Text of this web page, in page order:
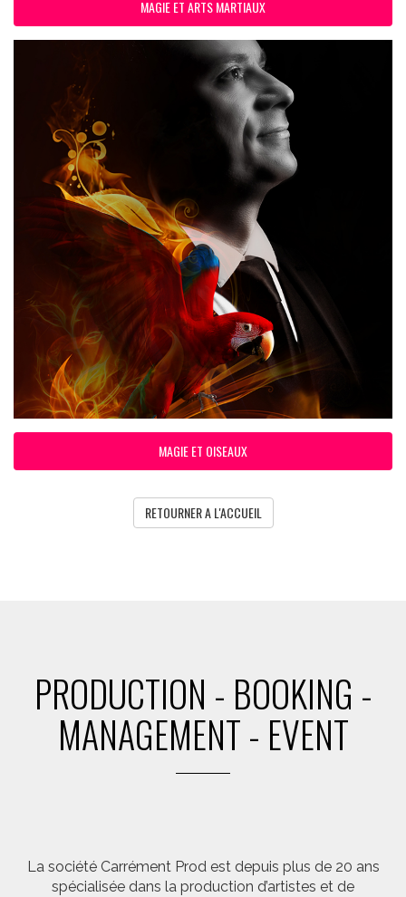
MAGIE ET ARTS MARTIAUX
MAGIE ET OISEAUX
RETOURNER A L'ACCUEIL
PRODUCTION - BOOKING -
MANAGEMENT - EVENT
La société Carrément Prod est depuis plus de 20 ans
spécialisée dans la production d’artistes et de